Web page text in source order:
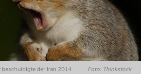
der Iran 2014
Foto: Thinkstock